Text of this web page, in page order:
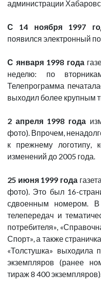
администрации
С 14 ноября 1997
появился электронный
С января 1998 года
неделю: по
Телепрограмма
выходил более крупным
2 апреля 1998 года
фото). Впрочем,
к прежнему логотипу,
изменений до 2005 года.
25 июня 1999 года
фото). Это был 16-
сдвоенным номером. В
телепередач и
потребителя»,
Спорт», а также
«Толстушка» выходила
экземпляров (ранее
тираж 8 400